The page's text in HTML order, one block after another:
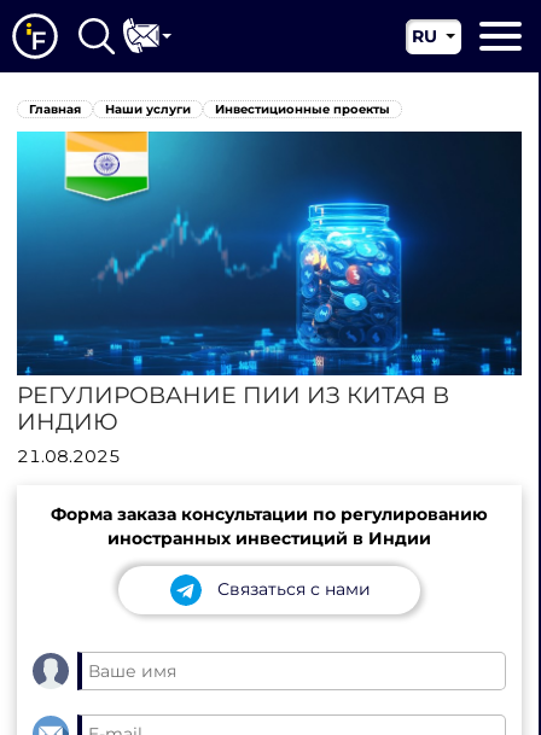
О нас
Наши услуги
Новости
Юрисдикции
Контакты
RU
EN
Главная Наши услуги Инвестиционные проекты
РЕГУЛИРОВАНИЕ ПИИ ИЗ КИТАЯ В
ИНДИЮ
21.08.2025
Форма заказа консультации по регулированию
иностранных инвестиций в Индии
Связаться с нами